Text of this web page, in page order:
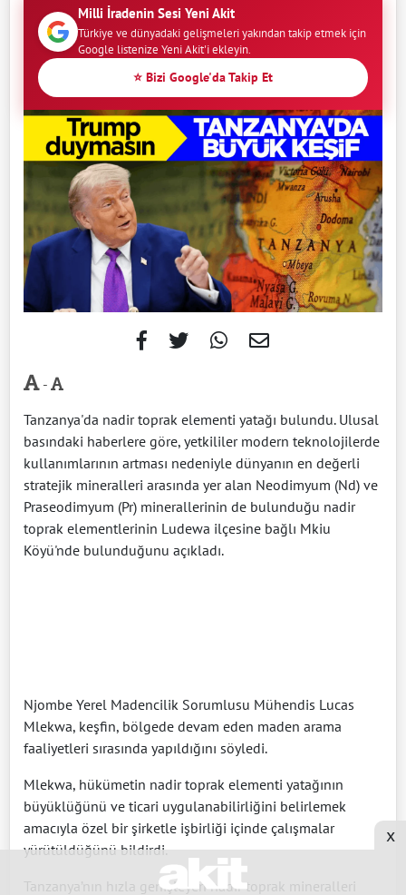
Milli İradenin Sesi Yeni Akit
Türkiye ve dünyadaki gelişmeleri yakından takip etmek için
Google listenize Yeni Akit'i ekleyin.
⭐ Bizi Google'da Takip Et
-
Tanzanya'da nadir toprak elementi yatağı bulundu. Ulusal
basındaki haberlere göre, yetkililer modern teknolojilerde
kullanımlarının artması nedeniyle dünyanın en değerli
stratejik mineralleri arasında yer alan Neodimyum (Nd) ve
Praseodimyum (Pr) minerallerinin de bulunduğu nadir
toprak elementlerinin Ludewa ilçesine bağlı Mkiu
Köyü'nde bulunduğunu açıkladı.
Njombe Yerel Madencilik Sorumlusu Mühendis Lucas
Mlekwa, keşfin, bölgede devam eden maden arama
faaliyetleri sırasında yapıldığını söyledi.
Mlekwa, hükümetin nadir toprak elementi yatağının
büyüklüğünü ve ticari uygulanabilirliğini belirlemek
amacıyla özel bir şirketle işbirliği içinde çalışmalar
yürütüldüğünü bildirdi.
Tanzanya’nın hızla genişleyen nadir toprak mineralleri
x